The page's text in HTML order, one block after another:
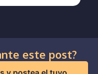
este post?